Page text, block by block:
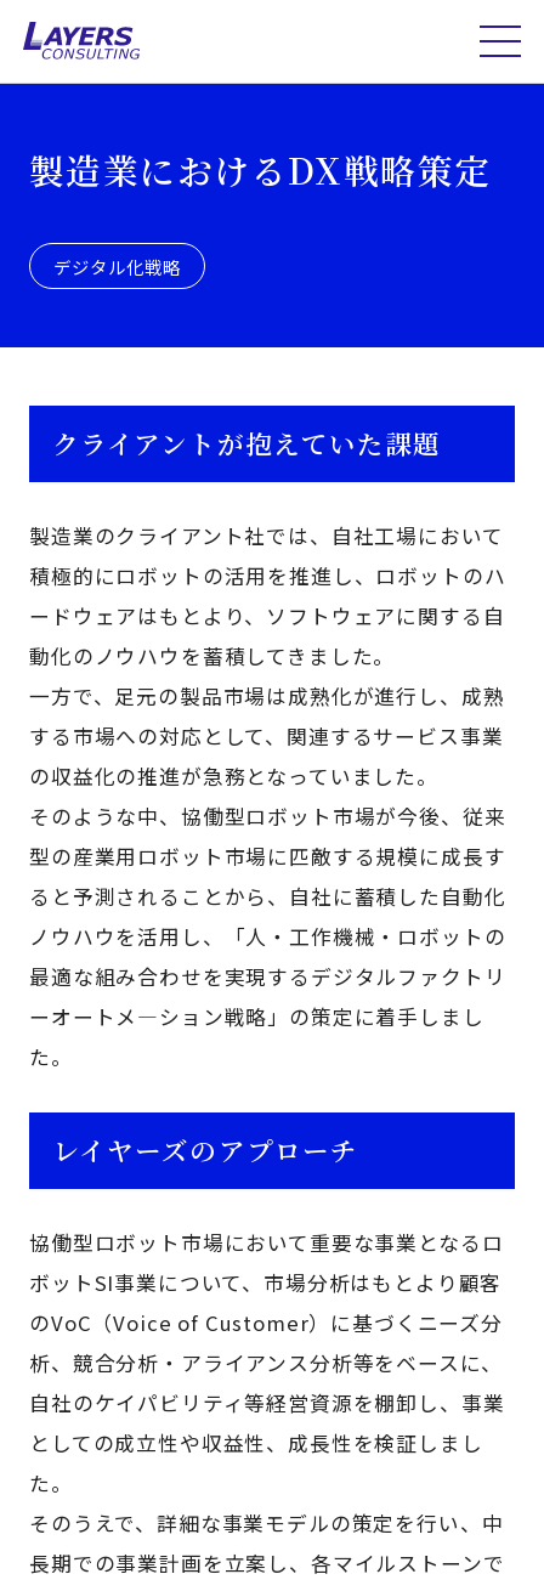
製造業におけるDX戦略策定
デジタル化戦略
クライアントが抱えていた課題
製造業のクライアント社では、自社工場において
積極的にロボットの活用を推進し、ロボットのハ
ードウェアはもとより、ソフトウェアに関する自
動化のノウハウを蓄積してきました。
一方で、足元の製品市場は成熟化が進行し、成熟
する市場への対応として、関連するサービス事業
の収益化の推進が急務となっていました。
そのような中、協働型ロボット市場が今後、従来
型の産業用ロボット市場に匹敵する規模に成長す
ると予測されることから、自社に蓄積した自動化
ノウハウを活用し、「人・工作機械・ロボットの
最適な組み合わせを実現するデジタルファクトリ
ーオートメ―ション戦略」の策定に着手しまし
た。
レイヤーズのアプローチ
協働型ロボット市場において重要な事業となるロ
ボットSI事業について、市場分析はもとより顧客
のVoC（Voice of Customer）に基づくニーズ分
析、競合分析・アライアンス分析等をベースに、
自社のケイパビリティ等経営資源を棚卸し、事業
としての成立性や収益性、成長性を検証しまし
た。
そのうえで、詳細な事業モデルの策定を行い、中
長期での事業計画を立案し、各マイルストーンで